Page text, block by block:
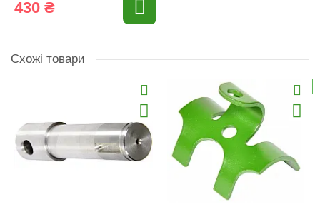
430 ₴
Схожі товари